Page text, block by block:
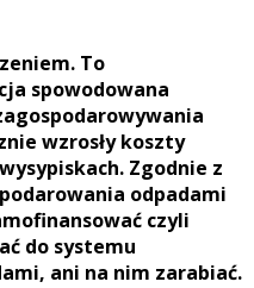
To
spowodowana
wzrosły koszty
Zgodnie z
odpadami
czyli
do systemu
ani na nim zarabiać.